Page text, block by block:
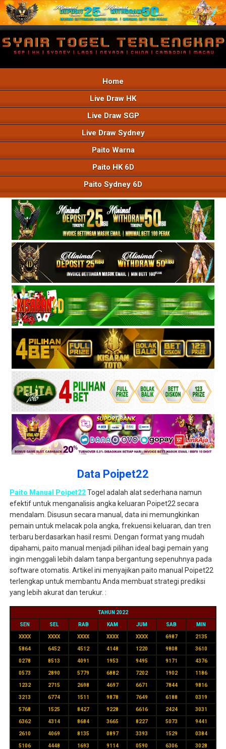
Home
Live Draw HK
Live Draw SGP
Live Draw Sydney
Paito Warna
Paito HK 6D
Paito Sydney 6D
Data Poipet22
Paito Manual Poipet22Togel adalah alat sederhana namun
efektif untuk menganalisis angka keluaran Poipet22 secara
mendalam. Disusun secara manual, data ini memungkinkan
pemain untuk melacak pola angka, frekuensi keluaran, dan tren
terbaru berdasarkan hasil resmi. Dengan format yang mudah
dipahami, paito manual menjadi pilihan ideal bagi pemain yang
ingin menggali lebih dalam tanpa bergantung sepenuhnya pada
software otomatis. Artikel ini menyajikan paito manual Poipet22
terlengkap untuk membantu Anda membuat strategi prediksi
yang lebih akurat dan terukur. :
TAHUN 2022
SEN SEL RAB KAM JUM SAB MIN
XXXX XXXX XXXX XXXX XXXX 6987 2135
5864 6452 4512 4148 1220 9808 3610
0278 8513 4091 1953 9495 9171 4376
0573 2890 5779 6882 7202 1902 1186
1232 2715 2698 4697 6671 7844 9816
3213 6774 1511 9878 7649 6188 0319
5768 1525 8427 9228 6616 2424 3031
6362 4314 8684 3665 8227 5073 9441
2610 4069 8135 0897 3393 1529 0384
5106 4448 1693 9114 0590 6306 3028